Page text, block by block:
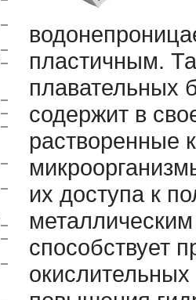
пластичным.
плавательных
содержит в
растворенные
их доступа к
способствует